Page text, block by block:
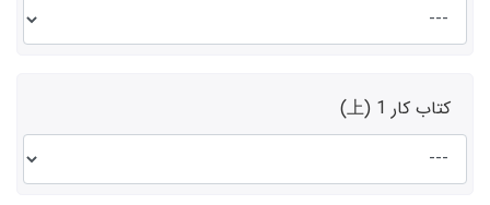
کتاب کار 1 (上)